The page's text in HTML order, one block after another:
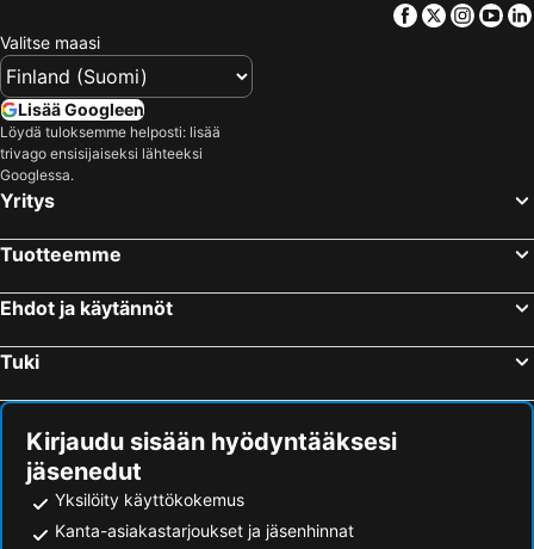
Facebook
Twitter
Valitse maasi
Lisää Googleen
Löydä tuloksemme helposti: lisää
trivago ensisijaiseksi lähteeksi
Googlessa.
Yritys
Tuotteemme
Ehdot ja käytännöt
Tuki
Kirjaudu sisään hyödyntääksesi
jäsenedut
Yksilöity käyttökokemus
Kanta-asiakastarjoukset ja jäsenhinnat